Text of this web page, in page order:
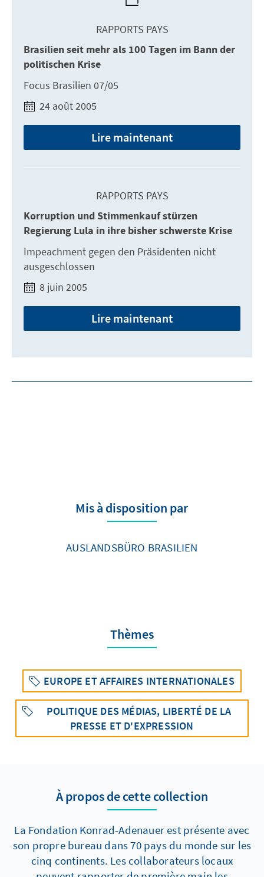
RAPPORTS PAYS
Brasilien seit mehr als 100 Tagen im Bann der
politischen Krise
Focus Brasilien 07/05
24 août 2005
Lire maintenant
RAPPORTS PAYS
Korruption und Stimmenkauf stürzen
Regierung Lula in ihre bisher schwerste Krise
Impeachment gegen den Präsidenten nicht
ausgeschlossen
8 juin 2005
Lire maintenant
Mis à disposition par
AUSLANDSBÜRO BRASILIEN
Thèmes
EUROPE ET AFFAIRES INTERNATIONALES
POLITIQUE DES MÉDIAS, LIBERTÉ DE LA
PRESSE ET D'EXPRESSION
À propos de cette collection
La Fondation Konrad-Adenauer est présente avec
son propre bureau dans 70 pays du monde sur les
cinq continents. Les collaborateurs locaux